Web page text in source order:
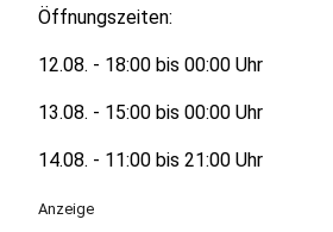
Öffnungszeiten:
12.08. - 18:00 bis 00:00 Uhr
13.08. - 15:00 bis 00:00 Uhr
14.08. - 11:00 bis 21:00 Uhr
Anzeige